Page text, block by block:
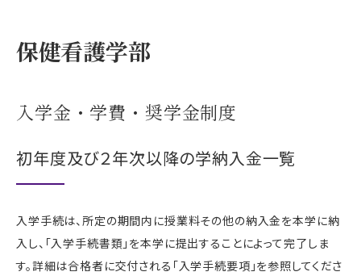
保健看護学部
入学金・学費・奨学金制度
初年度及び２年次以降の学納入金一覧
入学手続は、所定の期間内に授業料その他の納入金を本学に納
入し、「入学手続書類」を本学に提出することによって完了しま
す。詳細は合格者に交付される「入学手続要項」を参照してくださ